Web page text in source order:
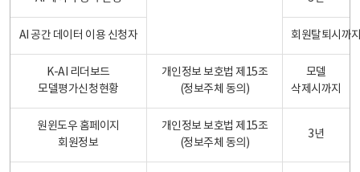
AI 공간 데이터 이용 신청자 회원탈퇴시까
K-AI 리더보드
모델평가신청현황
개인정보 보호법 제15조
(정보주체 동의)
모델
삭제시까지
원윈도우 홈페이지
회원정보
개인정보 보호법 제15조
(정보주체 동의)
3년